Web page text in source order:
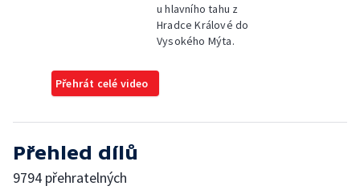
u hlavního tahu z
Hradce Králové do
Vysokého Mýta.
Přehrát celé video
Přehled dílů
9794 přehratelných